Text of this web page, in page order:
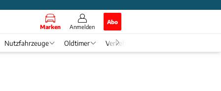
Marken Anmelden
Abo
Nutzfahrzeuge Oldtimer Verkehr